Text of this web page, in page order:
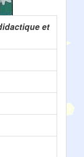
et